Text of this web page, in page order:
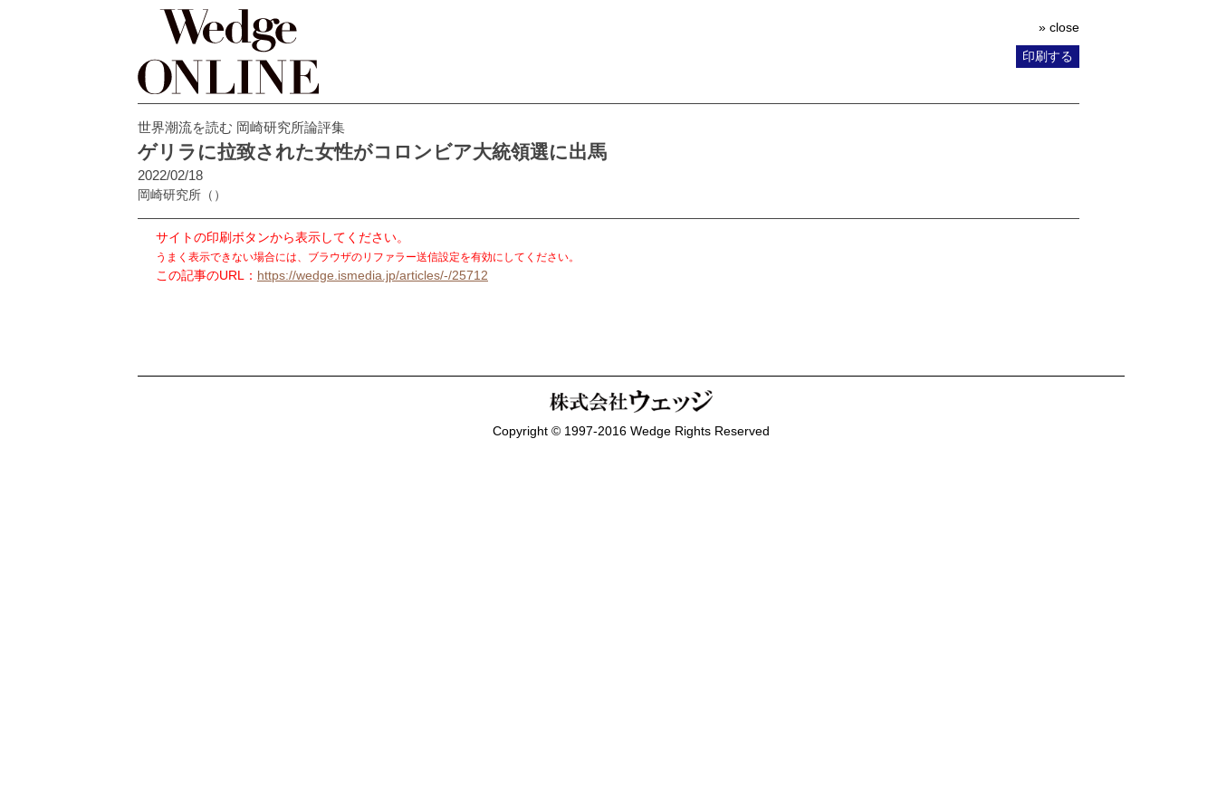
» close
印刷する
世界潮流を読む 岡崎研究所論評集
ゲリラに拉致された女性がコロンビア大統領選に出馬
2022/02/18
岡崎研究所 （）
サイトの印刷ボタンから表示してください。
うまく表示できない場合には、ブラウザのリファラー送信設定を有効にしてください。
この記事のURL： https://wedge.ismedia.jp/articles/-/25712
Copyright © 1997-2016 Wedge Rights Reserved